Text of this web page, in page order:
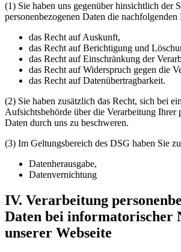
(1) Sie haben uns gegenüber hinsichtlich der
personenbezogenen Daten die nachfolgenden
das Recht auf Auskunft,
das Recht auf Berichtigung und
das Recht auf Einschränkung der
das Recht auf Widerspruch gegen die
das Recht auf Datenübertragbarkeit.
(2) Sie haben zusätzlich das Recht, sich bei
Aufsichtsbehörde über die Verarbeitung Ihrer
Daten durch uns zu beschweren.
(3) Im Geltungsbereich des DSG haben Sie
Datenherausgabe,
Datenvernichtung
IV. Verarbeitung
Daten bei informatorischer
unserer Webseite